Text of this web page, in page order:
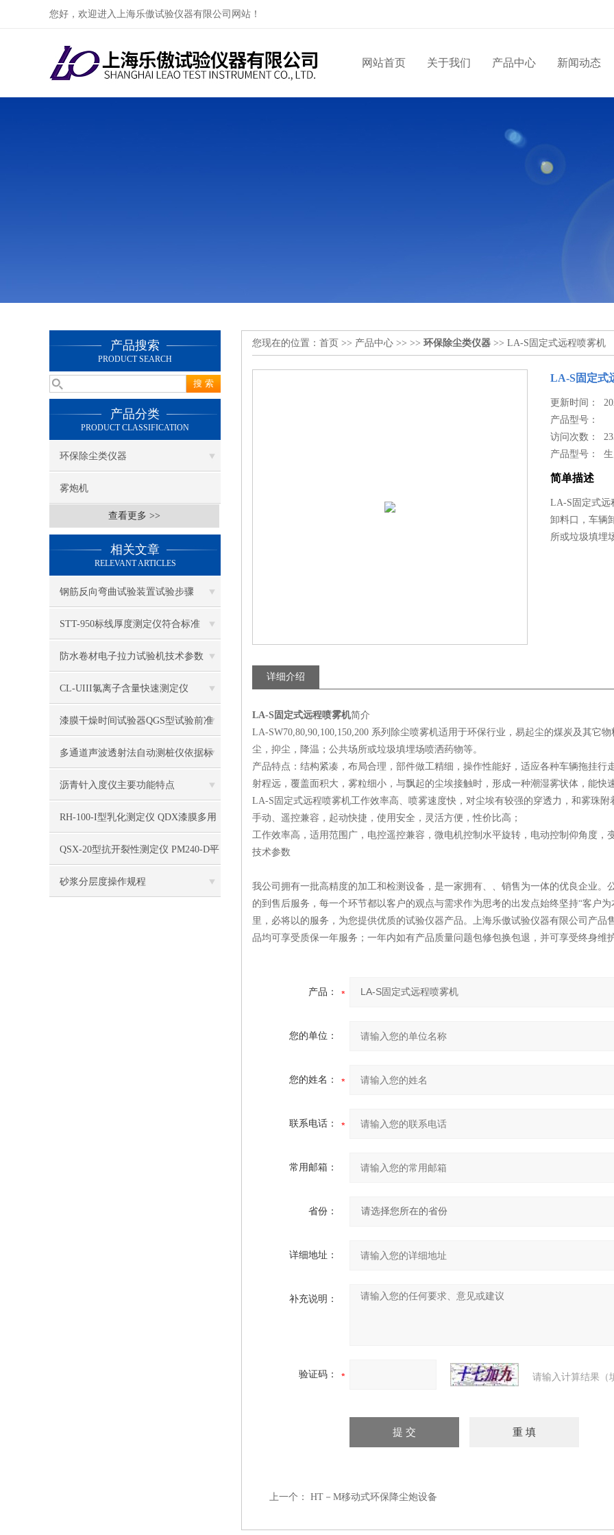
您好，欢迎进入上海乐傲试验仪器有限公司网站！
网站首页 关于我们 产品中心 新闻动态
产品搜索
PRODUCT SEARCH
产品分类
PRODUCT CLASSIFICATION
环保除尘类仪器
雾炮机
查看更多 >>
相关文章
RELEVANT ARTICLES
钢筋反向弯曲试验装置试验步骤
STT-950标线厚度测定仪符合标准
防水卷材电子拉力试验机技术参数
CL-UIII氯离子含量快速测定仪
漆膜干燥时间试验器QGS型试验前准
备
多通道声波透射法自动测桩仪依据标
准
沥青针入度仪主要功能特点
RH-100-I型乳化测定仪 QDX漆膜多用
检测仪 QHZ涂膜划痕试验仪 QHQ铅笔
硬度计
QSX-20型抗开裂性测定仪 PM240-D平
磨仪 QSX-17抗穿孔性仪
砂浆分层度操作规程
您现在的位置： 首页 >> 产品中心 >> >> 环保除尘类仪器 >> LA-S固定式远程喷雾机
LA-S固定式
更新时间：
产品型号：
访问次数：
产品型号：
简单描述
LA-S固定式远
卸料口，车辆
所或垃圾填埋
详细介绍
LA-S固定式远程喷雾机简介
LA-SW70,80,90,100,150,200 系列除尘喷雾机适用于环保行业，易起尘的煤炭及其它
尘，抑尘，降温；公共场所或垃圾填埋场喷洒药物等。
产品特点：结构紧凑，布局合理，部件做工精细，操作性能好，适应各种车辆拖挂行
射程远，覆盖面积大，雾粒细小，与飘起的尘埃接触时，形成一种潮湿雾状体，能快
LA-S固定式远程喷雾机工作效率高、喷雾速度快，对尘埃有较强的穿透力，和雾珠
手动、遥控兼容，起动快捷，使用安全，灵活方便，性价比高；
工作效率高，适用范围广，电控遥控兼容，微电机控制水平旋转，电动控制仰角度，
技术参数
我公司拥有一批高精度的加工和检测设备，是一家拥有、、销售为一体的优良企业。
的到售后服务，每一个环节都以客户的观点与需求作为思考的出发点始终坚持“客户
里，必将以的服务，为您提供优质的试验仪器产品。上海乐傲试验仪器有限公司产
品均可享受质保一年服务；一年内如有产品质量问题包修包换包退，并可享受终身维
产品：
您的单位：
您的姓名：
联系电话：
常用邮箱：
省份：
详细地址：
补充说明：
验证码： 请输入计算结果（
上一个： HT－M移动式环保降尘炮设备